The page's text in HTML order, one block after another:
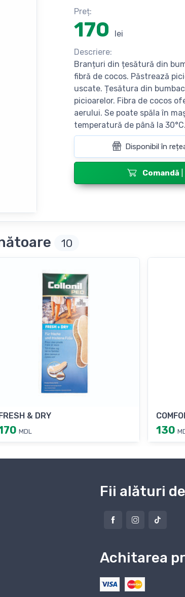
Preț:
170
lei
Descriere:
Branțuri din țesătură din
fibră de cocos. Păstrează
uscate. Țesătura din
picioarelor. Fibra de cocos
aerului. Se poate spăla în
temperatură de până la 30°C.
Disponibil în
Comandă
10
& DRY
MDL 130
Fii alături
Achitarea